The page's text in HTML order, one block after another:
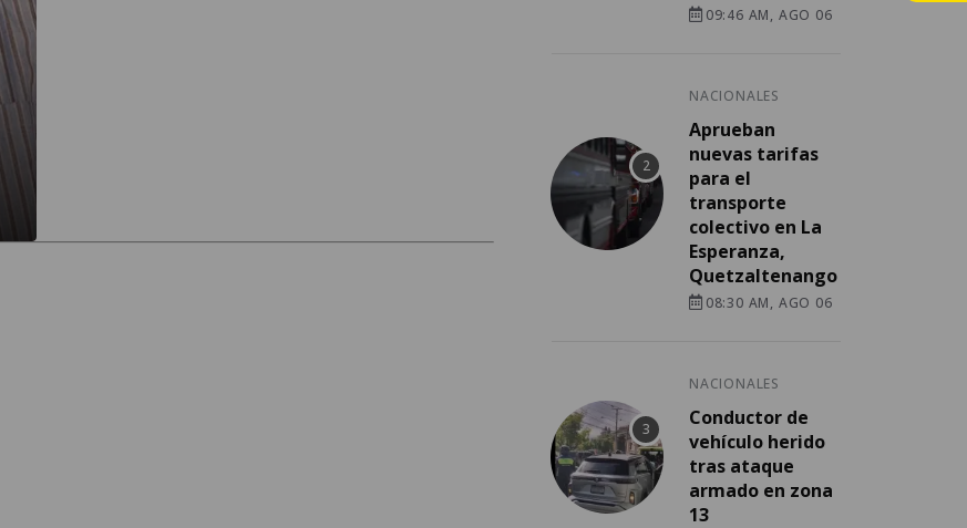
09:46 AM, AGO 06
NACIONALES
Aprueban
nuevas tarifas
para el
transporte
colectivo en La
Esperanza,
Quetzaltenango
08:30 AM, AGO 06
NACIONALES
Conductor de
vehículo herido
tras ataque
armado en zona
13